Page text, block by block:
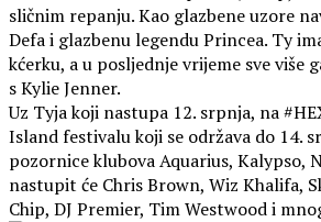
sličnim repanju. Kao glazbene uzore
Defa i glazbenu legendu Princea. Ty
kćerku, a u posljednje vrijeme sve više
s Kylie Jenner.
Uz Tyja koji nastupa 12. srpnja, na
Island festivalu koji se održava do 14.
pozornice klubova Aquarius, Kalypso,
nastupit će Chris Brown, Wiz Khalifa,
Chip, DJ Premier, Tim Westwood i